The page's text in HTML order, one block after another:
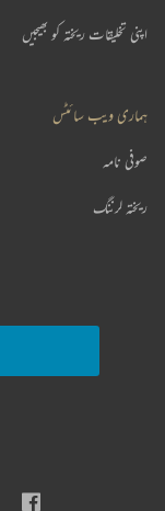
اپنی تخلیقات ریختہ کو بھیجیں
ہماری ویب سائٹس
صوفی نامہ
ریختہ لرننگ